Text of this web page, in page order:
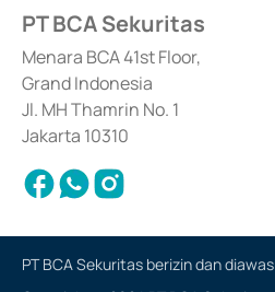
PT BCA Sekuritas
Menara BCA 41st Floor,
Grand Indonesia
Jl. MH Thamrin No. 1
Jakarta 10310
PT BCA Sekuritas berizin dan